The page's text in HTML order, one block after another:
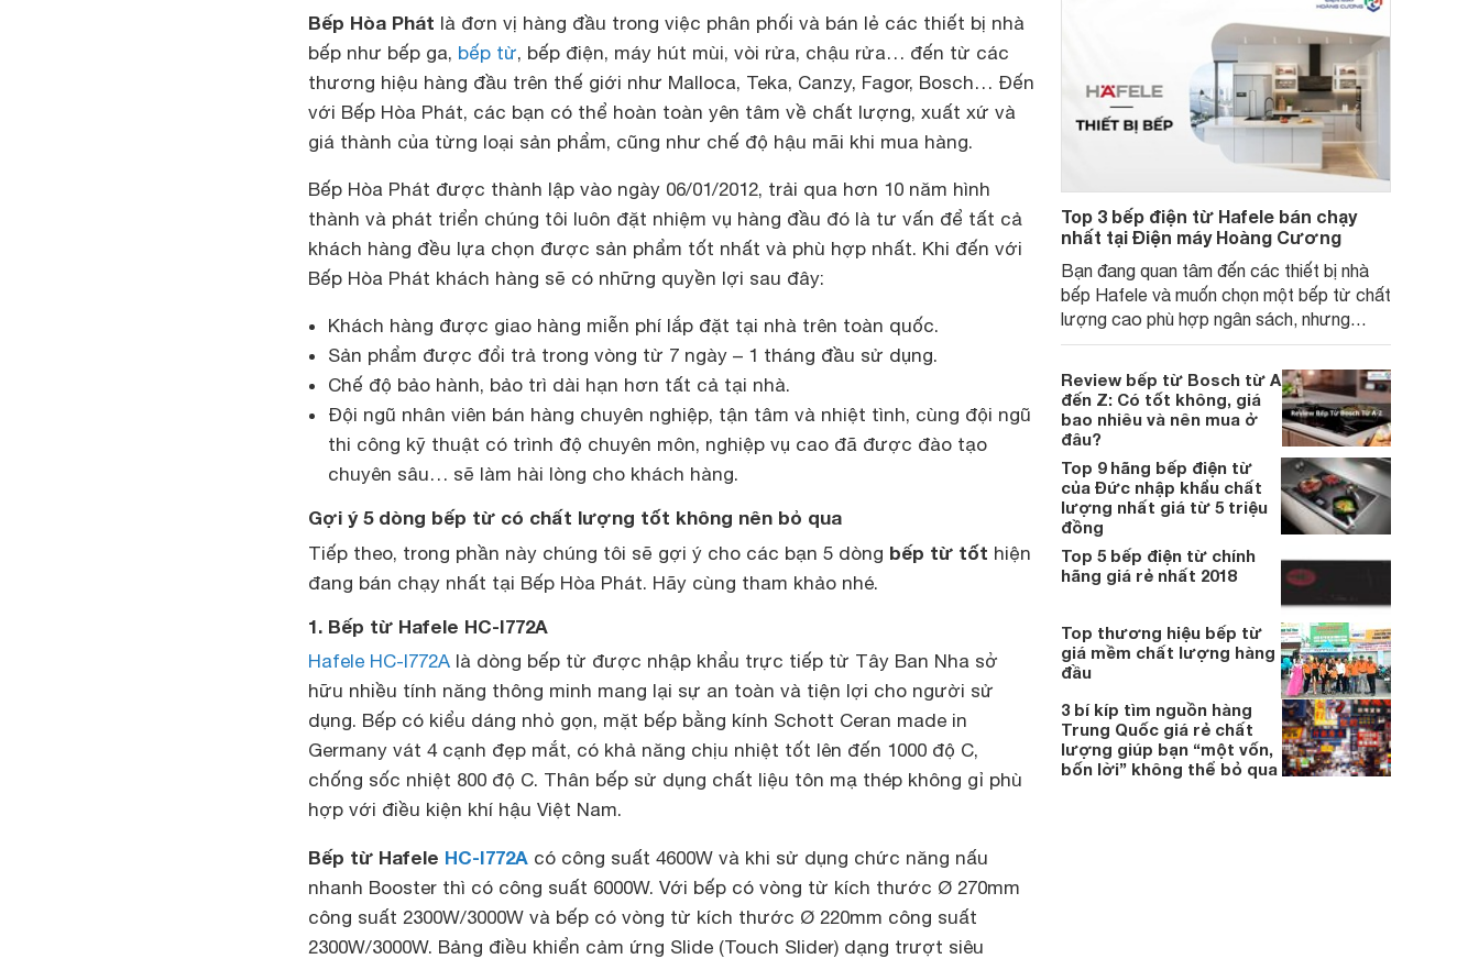
Bếp Hòa Phát là đơn vị hàng đầu trong việc phân phối và bán lẻ các thiết bị nhà
bếp như bếp ga, bếp từ, bếp điện, máy hút mùi, vòi rửa, chậu rửa… đến từ các
thương hiệu hàng đầu trên thế giới như Malloca, Teka, Canzy, Fagor, Bosch… Đến
với Bếp Hòa Phát, các bạn có thể hoàn toàn yên tâm về chất lượng, xuất xứ và
giá thành của từng loại sản phẩm, cũng như chế độ hậu mãi khi mua hàng.
Bếp Hòa Phát được thành lập vào ngày 06/01/2012, trải qua hơn 10 năm hình
thành và phát triển chúng tôi luôn đặt nhiệm vụ hàng đầu đó là tư vấn để tất cả
khách hàng đều lựa chọn được sản phẩm tốt nhất và phù hợp nhất. Khi đến với
Bếp Hòa Phát khách hàng sẽ có những quyền lợi sau đây:
Khách hàng được giao hàng miễn phí lắp đặt tại nhà trên toàn quốc.
Sản phẩm được đổi trả trong vòng từ 7 ngày – 1 tháng đầu sử dụng.
Chế độ bảo hành, bảo trì dài hạn hơn tất cả tại nhà.
Đội ngũ nhân viên bán hàng chuyên nghiệp, tận tâm và nhiệt tình, cùng đội ngũ
thi công kỹ thuật có trình độ chuyên môn, nghiệp vụ cao đã được đào tạo
chuyên sâu… sẽ làm hài lòng cho khách hàng.
Gợi ý 5 dòng bếp từ có chất lượng tốt không nên bỏ qua
Tiếp theo, trong phần này chúng tôi sẽ gợi ý cho các bạn 5 dòng bếp từ tốt hiện
đang bán chạy nhất tại Bếp Hòa Phát. Hãy cùng tham khảo nhé.
1. Bếp từ Hafele HC-I772A
Hafele HC-I772A là dòng bếp từ được nhập khẩu trực tiếp từ Tây Ban Nha sở
hữu nhiều tính năng thông minh mang lại sự an toàn và tiện lợi cho người sử
dụng. Bếp có kiểu dáng nhỏ gọn, mặt bếp bằng kính Schott Ceran made in
Germany vát 4 cạnh đẹp mắt, có khả năng chịu nhiệt tốt lên đến 1000 độ C,
chống sốc nhiệt 800 độ C. Thân bếp sử dụng chất liệu tôn mạ thép không gỉ phù
hợp với điều kiện khí hậu Việt Nam.
Bếp từ Hafele HC-I772A có công suất 4600W và khi sử dụng chức năng nấu
nhanh Booster thì có công suất 6000W. Với bếp có vòng từ kích thước Ø 270mm
công suất 2300W/3000W và bếp có vòng từ kích thước Ø 220mm công suất
2300W/3000W. Bảng điều khiển cảm ứng Slide (Touch Slider) dạng trượt siêu
Top 3 bếp điện từ Hafele bán chạy
nhất tại Điện máy Hoàng Cương
Bạn đang quan tâm đến các thiết bị nhà
bếp Hafele và muốn chọn một bếp từ chất
lượng cao phù hợp ngân sách, nhưng
chưa biết mẫu nào tốt giữa nhiều lựa
chọn. Dưới đây là 3 mẫu bếp từ Hafele
đáng mua nhất hiện nay.
Review bếp từ Bosch từ A
đến Z: Có tốt không, giá
bao nhiêu và nên mua ở
đâu?
Top 9 hãng bếp điện từ
của Đức nhập khẩu chất
lượng nhất giá từ 5 triệu
đồng
Top 5 bếp điện từ chính
hãng giá rẻ nhất 2018
Top thương hiệu bếp từ
giá mềm chất lượng hàng
đầu
3 bí kíp tìm nguồn hàng
Trung Quốc giá rẻ chất
lượng giúp bạn “một vốn,
bốn lời” không thể bỏ qua